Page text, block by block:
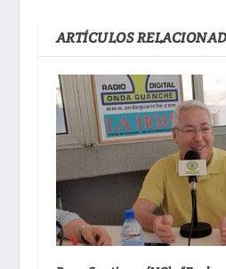
ARTÍCULOS